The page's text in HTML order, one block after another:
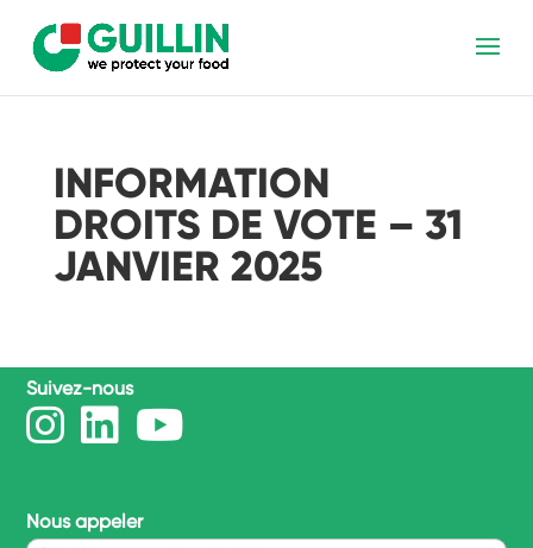
INFORMATION
DROITS DE VOTE – 31
JANVIER 2025
Suivez-nous
Nous appeler